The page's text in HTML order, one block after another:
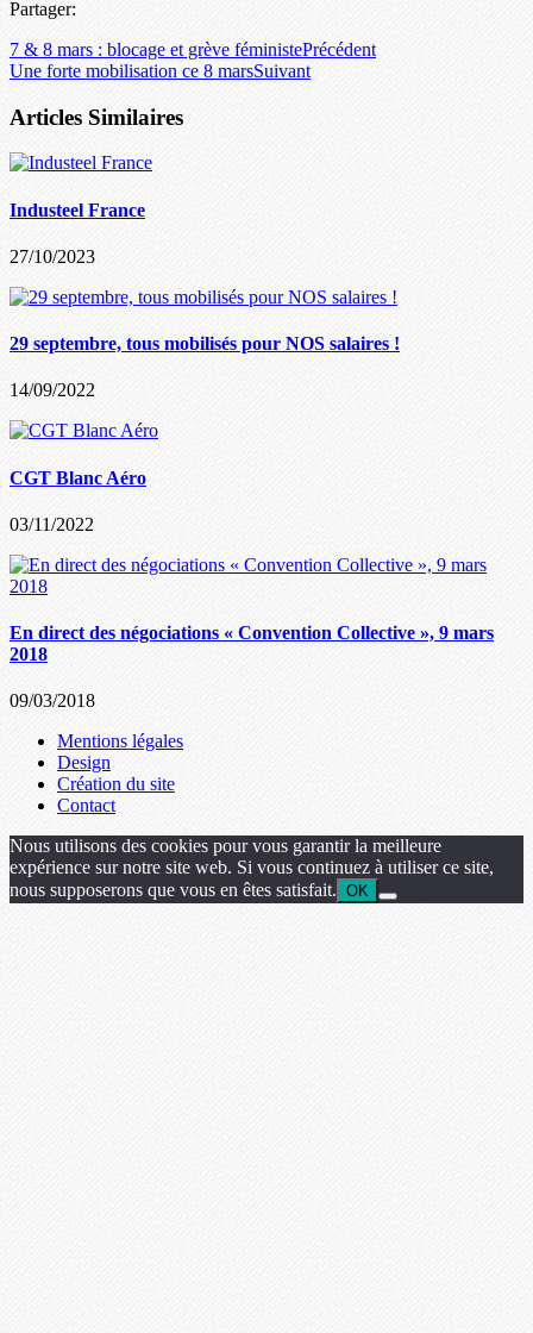
Partager:
7 & 8 mars : blocage et grève féministePrécédent
Une forte mobilisation ce 8 marsSuivant
Articles Similaires
Industeel France
27/10/2023
29 septembre, tous mobilisés pour NOS salaires !
14/09/2022
CGT Blanc Aéro
03/11/2022
En direct des négociations « Convention Collective », 9 mars
2018
09/03/2018
Mentions légales
Design
Création du site
Contact
Nous utilisons des cookies pour vous garantir la meilleure
expérience sur notre site web. Si vous continuez à utiliser ce site,
nous supposerons que vous en êtes satisfait. OK